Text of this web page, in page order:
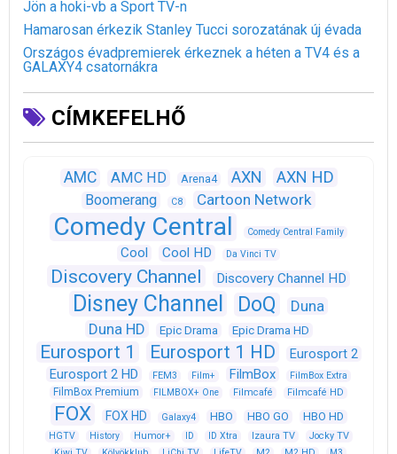
Jön a hoki-vb a Sport TV-n
Hamarosan érkezik Stanley Tucci sorozatának új évada
Országos évadpremierek érkeznek a héten a TV4 és a
GALAXY4 csatornákra
CÍMKEFELHŐ
AMC AMC HD Arena4 AXN AXN HD
Boomerang C8 Cartoon Network
Comedy Central Comedy Central Family
Cool Cool HD Da Vinci TV
Discovery Channel Discovery Channel HD
Disney Channel DoQ
Duna
Duna HD
Epic Drama Epic Drama HD
Eurosport 1 Eurosport 1 HD
Eurosport 2
Eurosport 2 HD
FEM3 Film+ FilmBox FilmBox Extra
FilmBox Premium FILMBOX+ One Filmcafé Filmcafé HD
FOX FOX HD Galaxy4 HBO HBO GO HBO HD
HGTV History Humor+ ID ID Xtra Izaura TV
Jocky TV